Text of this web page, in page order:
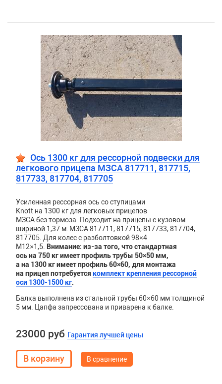
Ось 1300 кг для рессорной подвески для
легкового прицепа МЗСА 817711, 817715,
817733, 817704, 817705
Усиленная рессорная ось со ступицами
Knott на 1300 кг для легковых прицепов
МЗСА без тормоза. Подходит на прицепы с кузовом
шириной 1,37 м: МЗСА 817711, 817715, 817733, 817704,
817705. Для колес с разболтовкой 98×4
М12×1,5.
Внимание: из-за того, что стандартная
ось на 750 кг имеет профиль трубы 50×50 мм,
а на 1300 кг имеет профиль 60×60, для монтажа
на прицеп потребуется комплект крепления рессорной
оси 1300-1500 кг.
Балка выполнена из стальной трубы 60×60 мм толщиной
5 мм. Цапфа запрессована и приварена к балке.
23000 руб Гарантия лучшей цены
В сравнение